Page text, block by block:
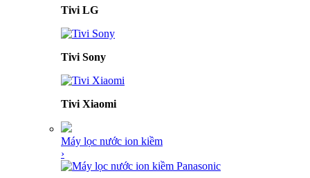
Tivi LG
Tivi Sony
Tivi Xiaomi
Máy lọc nước ion kiềm
›